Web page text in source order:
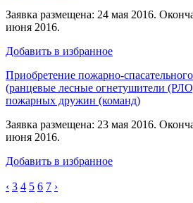
Заявка размещена: 24 мая 2016.
июня 2016.
Добавить в избранное
Приобретение пожарно-
(ранцевые лесные огнетушители
пожарных дружин (команд)
Заявка размещена: 23 мая 2016.
июня 2016.
Добавить в избранное
‹ 3 4 5 6 7 ›